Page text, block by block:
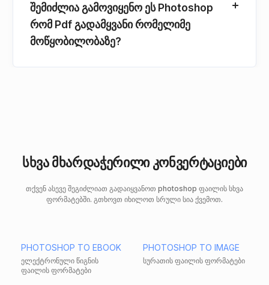
შემიძლია გამოვიყენო ეს Photoshop
რომ Pdf გადამყვანი რომელიმე
მოწყობილობაზე?
სხვა მხარდაჭერილი კონვერტაციები
თქვენ ასევე შეგიძლიათ გადაიყვანოთ photoshop ფაილის სხვა
ფორმატებში. გთხოვთ იხილოთ სრული სია ქვემოთ.
PHOTOSHOP TO EBOOK
ელექტრონული წიგნის
ფაილის ფორმატები
PHOTOSHOP TO IMAGE
სურათის ფაილის ფორმატები